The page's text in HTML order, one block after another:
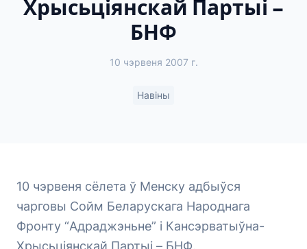
Хрысьціянскай Партыі –
БНФ
10 чэрвеня 2007 г.
Навіны
10 чэрвеня сёлета ў Менску адбыўся
чарговы Сойм Беларускага Народнага
Фронту “Адраджэньне” і Кансэрватыўна-
Хрысьціянскай Партыі – БНФ.